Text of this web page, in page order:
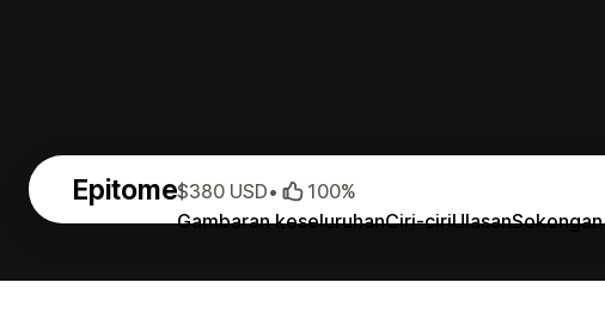
Epitome
Gambaran keseluruhanCiri-ciriUlasanSokongan
$380 USD• 100%